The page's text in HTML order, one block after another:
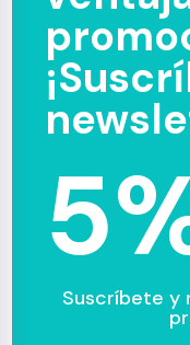
Suscríbete y